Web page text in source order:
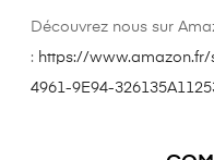
Découvrez nous sur
: https://
4961-9E94-